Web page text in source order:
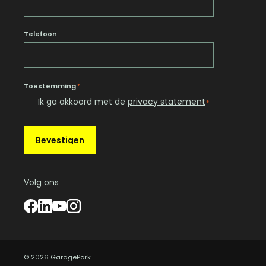
Telefoon
Toestemming*
Ik ga akkoord met de privacy statement*
Bevestigen
Volg ons
© 2026 GaragePark.